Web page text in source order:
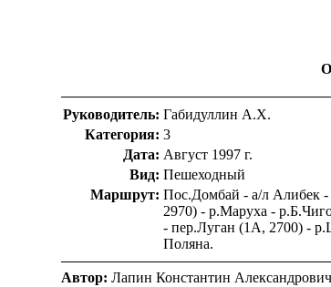
Руководитель: Габидуллин А.Х.
Категория: 3
Дата: Август 1997 г.
Вид: Пешеходный
Маршрут: Пос.Домбай - а/л Алибек
2970) - р.Маруха -
- пер.Луган (1А, 2700) -
Поляна.
Автор: Лапин Константин Александрович